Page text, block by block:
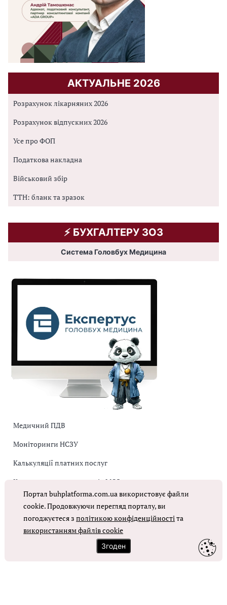
АКТУАЛЬНЕ 2026
Розрахунок лікарняних 2026
Розрахунок відпускних 2026
Усе про ФОП
Податкова накладна
Військовий збір
ТТН: бланк та зразок
⚡️ БУХГАЛТЕРУ ЗОЗ
Система Головбух Медицина
Медичний ПДВ
Моніторинги НСЗУ
Калькуляції платних послуг
Коригувальна накладна від МОЗ
Оплата праці в КНП
ОТРИМАТИ ДОСТУП
Портал buhplatforma.com.ua використовує файли
cookie. Продовжуючи перегляд порталу, ви
погоджуєтеся зполітикою конфіденційностіта
використанням файлів cookie
Згоден